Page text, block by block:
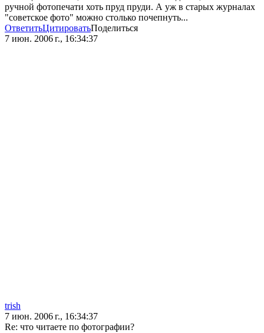
ручной фотопечати хоть пруд пруди. А уж в старых журналах
"советское фото" можно столько почепнуть...
ОтветитьЦитироватьПоделиться
7 июн. 2006 г., 16:34:37
trish
7 июн. 2006 г., 16:34:37
Re: что читаете по фотографии?